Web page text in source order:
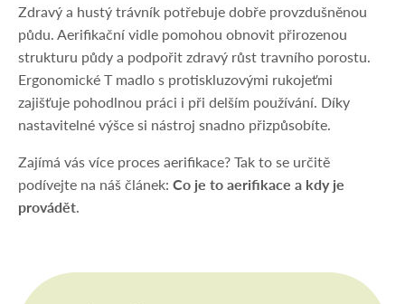
Zdravý a hustý trávník potřebuje dobře provzdušněnou
půdu. Aerifikační vidle pomohou obnovit přirozenou
strukturu půdy a podpořit zdravý růst travního porostu.
Ergonomické T madlo s protiskluzovými rukojeťmi
zajišťuje pohodlnou práci i při delším používání. Díky
nastavitelné výšce si nástroj snadno přizpůsobíte.
Zajímá vás více proces aerifikace? Tak to se určitě
podívejte na náš článek: Co je to aerifikace a kdy je
provádět.